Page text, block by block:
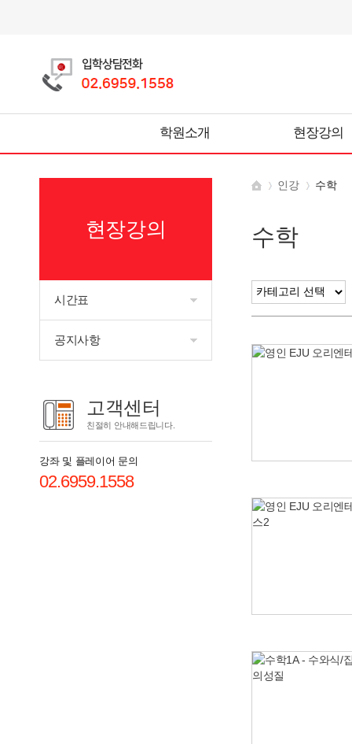
학원소개 현장강의
현장강의
시간표
공지사항
고객센터
친절히 안내해드립니다.
강좌 및 플레이어 문의
02.6959.1558
인강 수학
수학